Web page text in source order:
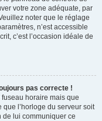
votre zone adéquate, par
noter que le réglage
n’est accessible
c’est l’occasion idéale de
pas correcte !
horaire mais que
que l’horloge du serveur soit
de lui communiquer ce